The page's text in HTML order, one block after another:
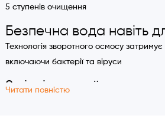
5 ступенів очищення
Безпечна вода навіть
Технологія зворотного осмосу
включаючи бактерії та віруси
8 літрів чистої води за
Читати повністю